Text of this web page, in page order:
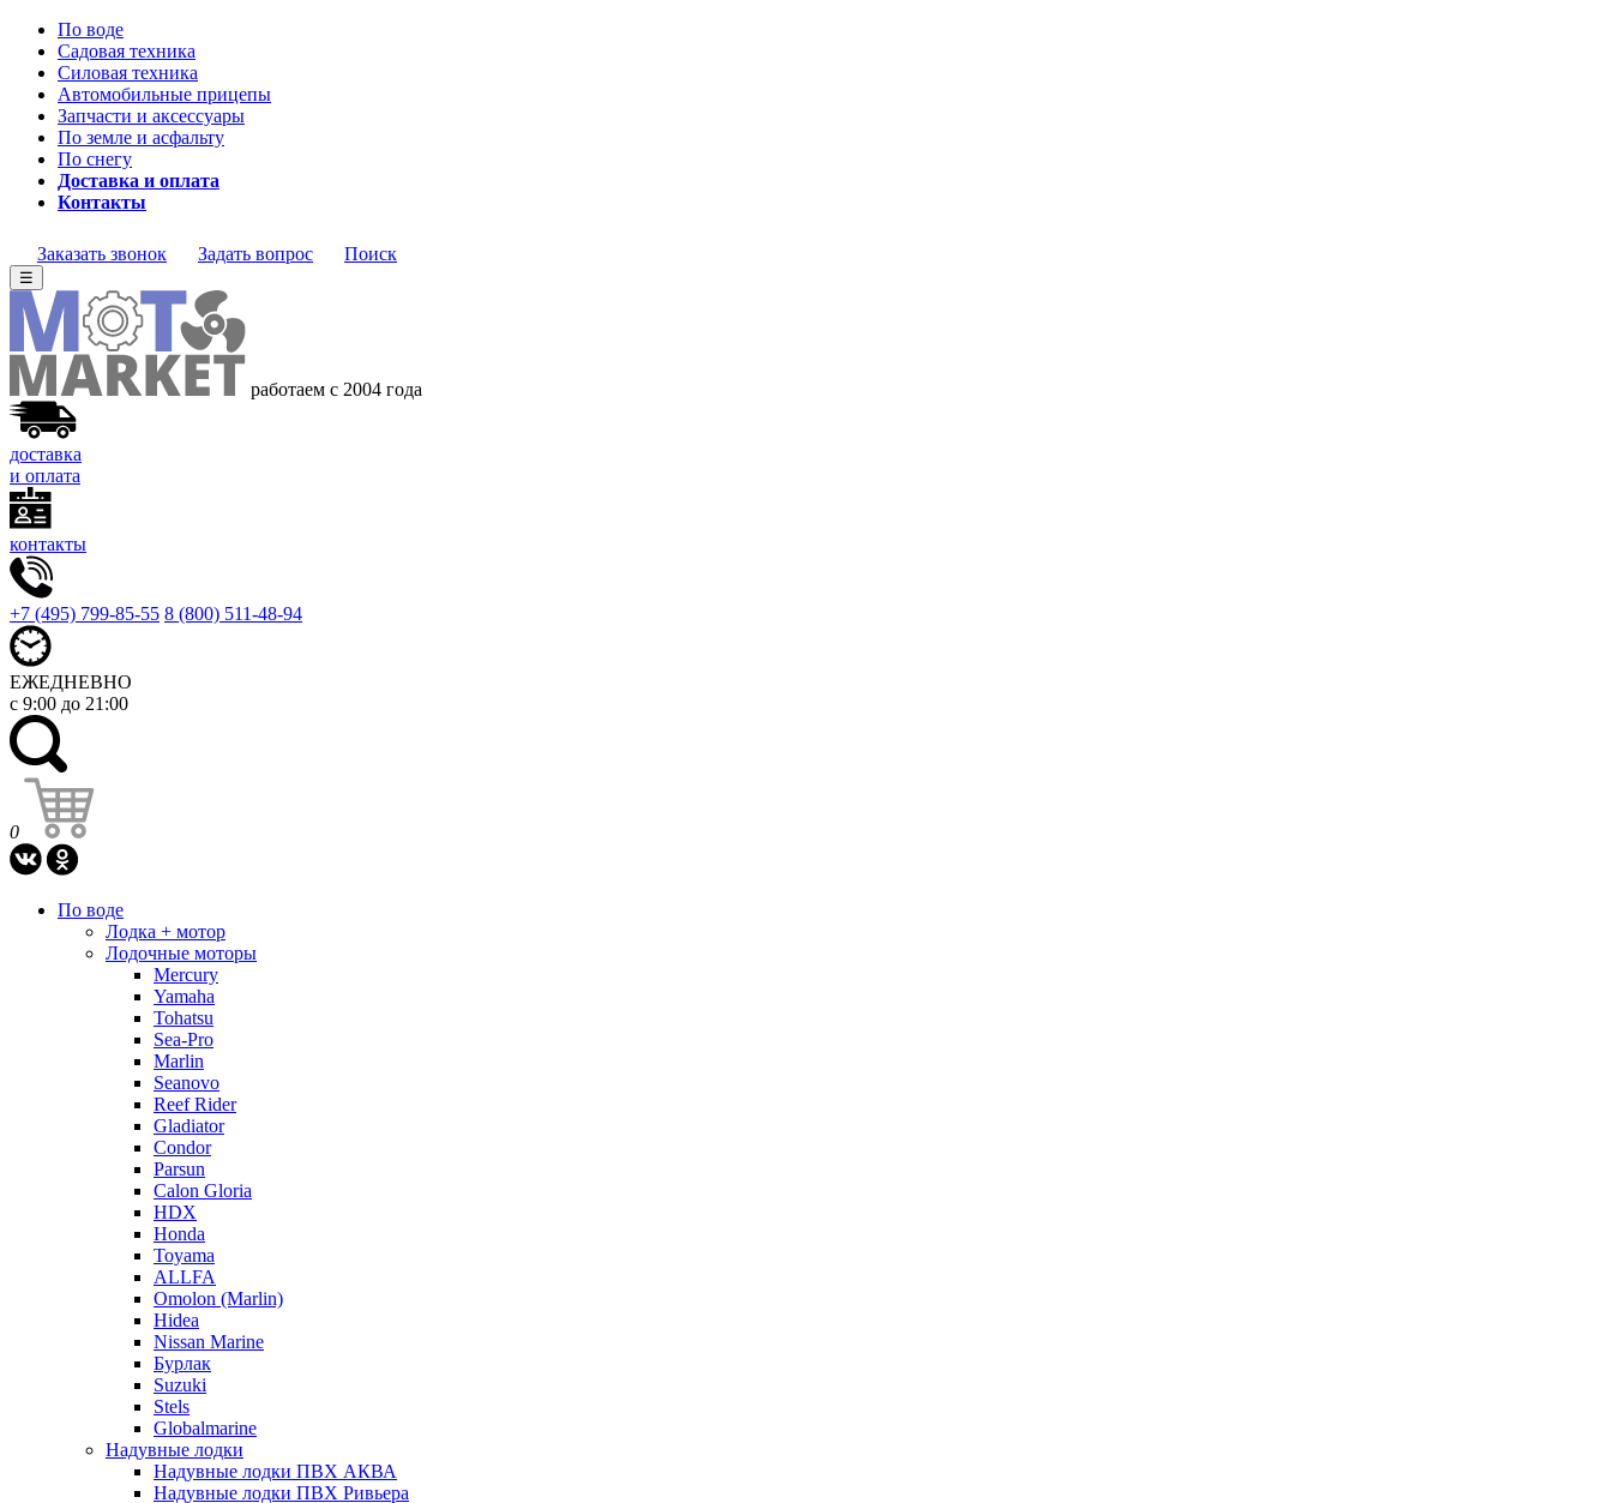
По воде
Садовая техника
Силовая техника
Автомобильные прицепы
Запчасти и аксессуары
По земле и асфальту
По снегу
Доставка и оплата
Контакты
Заказать звонок Задать вопрос Поиск
☰
работаем с 2004 года
доставка
и оплата
контакты
+7 (495) 799-85-55 8 (800) 511-48-94
ЕЖЕДНЕВНО
с 9:00 до 21:00
0
По воде
Лодка + мотор
Лодочные моторы
Mercury
Yamaha
Tohatsu
Sea-Pro
Marlin
Seanovo
Reef Rider
Gladiator
Condor
Parsun
Calon Gloria
HDX
Honda
Toyama
ALLFA
Omolon (Marlin)
Hidea
Nissan Marine
Бурлак
Suzuki
Stels
Globalmarine
Надувные лодки
Надувные лодки ПВХ АКВА
Надувные лодки ПВХ Ривьера